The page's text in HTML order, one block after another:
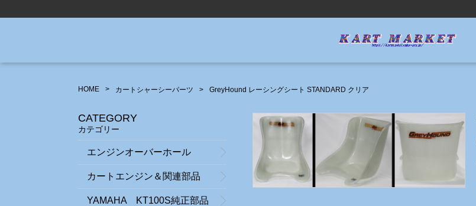
HOME カートシャーシーパーツ GreyHound レーシングシート STANDARD クリア
CATEGORY
カテゴリー
エンジンオーバーホール
カートエンジン＆関連部品
YAMAHA KT100S純正部品